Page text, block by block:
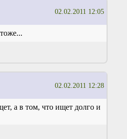
02.02.2011 12:05
02.02.2011 12:28
а в том, что ищет долго и